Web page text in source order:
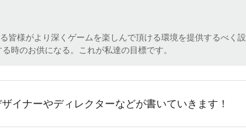
皆様がより深くゲームを楽しんで頂ける環境を提供するべく設
時のお供になる。これが私達の目標です。
イナーやディレクターなどが書いていきます！